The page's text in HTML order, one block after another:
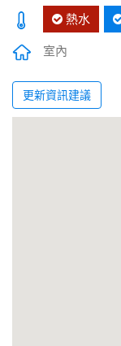
熱水
室內
更新資訊建議